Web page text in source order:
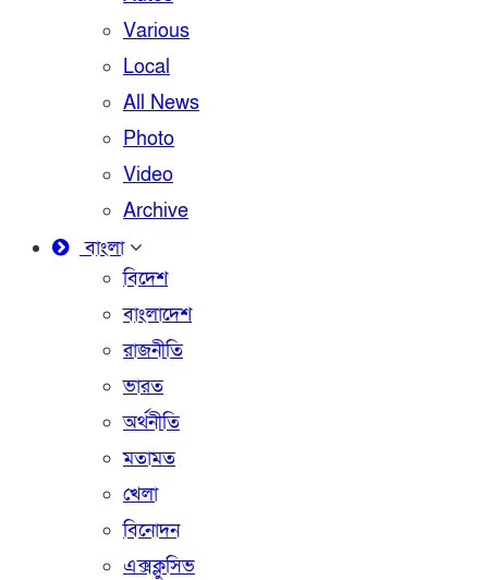
Various
Local
All News
Photo
Video
Archive
বাংলা
বিদেশ
বাংলাদেশ
রাজনীতি
ভারত
অর্থনীতি
মতামত
খেলা
বিনোদন
এক্সক্লুসিভ